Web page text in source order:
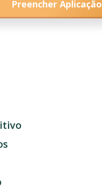
Preencher Aplicação